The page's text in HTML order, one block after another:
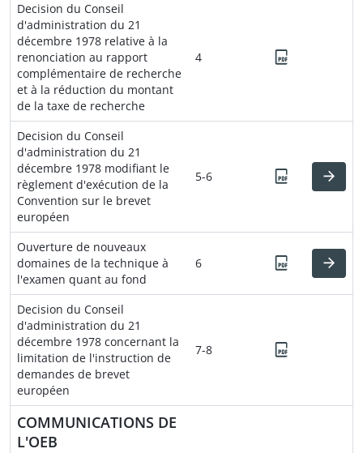
Decision du Conseil
d'administration du 21
décembre 1978 relative à la
renonciation au rapport
complémentaire de recherche
et à la réduction du montant
de la taxe de recherche
4
Decision du Conseil
d'administration du 21
décembre 1978 modifiant le
règlement d'exécution de la
Convention sur le brevet
européen
5-6
Ouverture de nouveaux
domaines de la technique à
l'examen quant au fond
6
Decision du Conseil
d'administration du 21
décembre 1978 concernant la
limitation de l'instruction de
demandes de brevet
européen
7-8
COMMUNICATIONS DE
L'OEB